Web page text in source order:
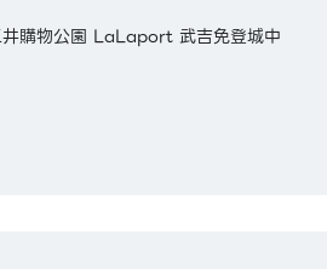
購物公園 LaLaport 武吉免登城中